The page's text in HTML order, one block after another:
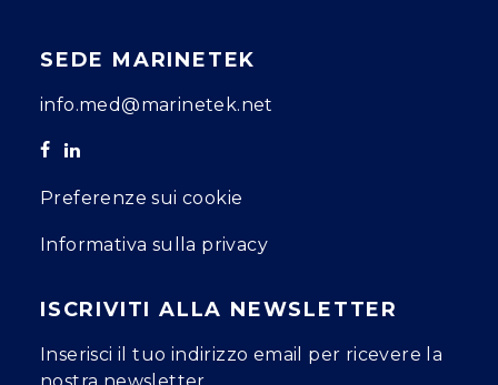
SEDE MARINETEK
info.med@marinetek.net
Preferenze sui cookie
Informativa sulla privacy
ISCRIVITI ALLA NEWSLETTER
Inserisci il tuo indirizzo email per ricevere la